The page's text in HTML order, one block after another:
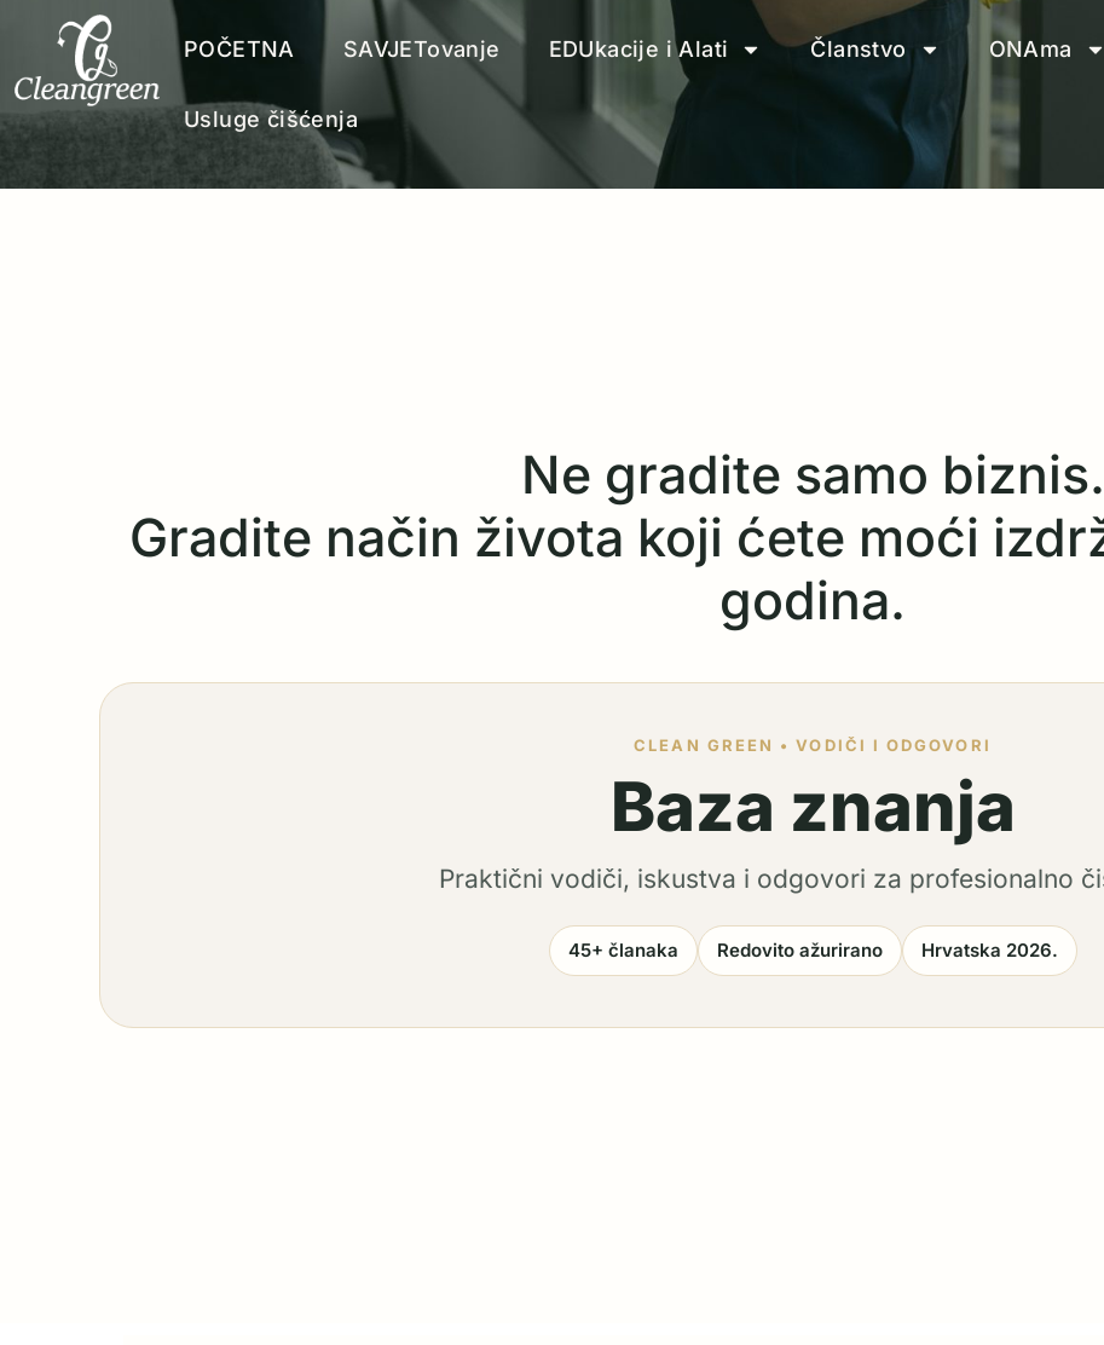
POČETNA SAVJETovanje EDUkacije i Alati Članstvo ONAma
Usluge čišćenja
Ne gradite samo biznis.
Gradite način života koji ćete moći
godina.
CLEAN GREEN • VODIČI I ODGOVORI
Baza znanja
Praktični vodiči, iskustva i odgovori za profesionalno
45+ članaka Redovito ažurirano Hrvatska 2026.